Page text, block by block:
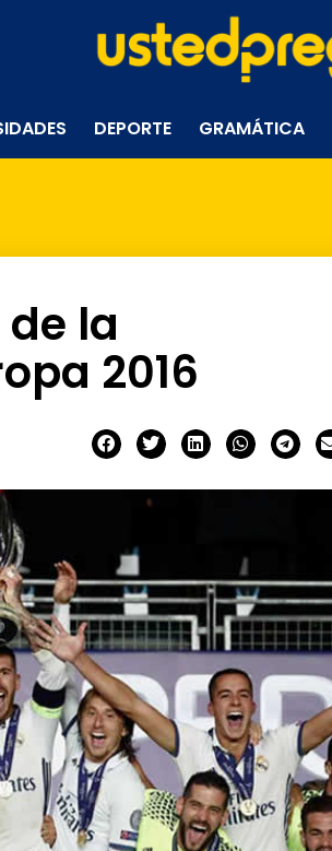
DEPORTE GRAMÁTICA
la
2016